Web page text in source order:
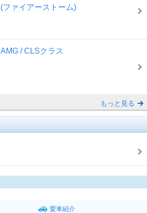
(ファイアーストーム)
AMG / CLSクラス
もっと見る
愛車紹介